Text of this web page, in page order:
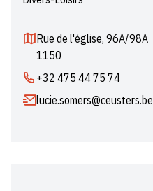
Rue de l'église, 96A/98A
1150
+32 475 44 75 74
lucie.somers@ceusters.be